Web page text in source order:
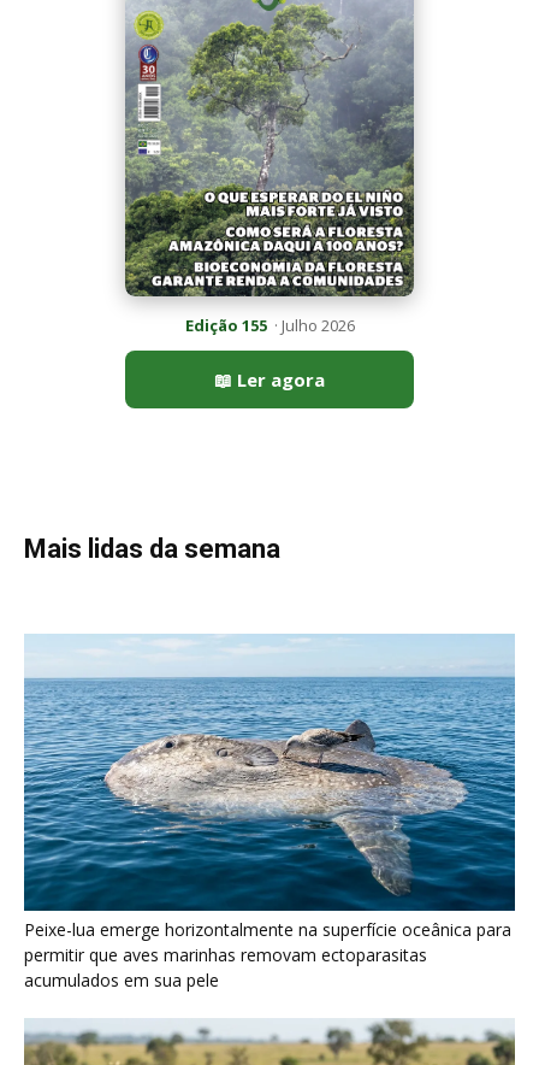
Mais lidas da semana
Peixe-lua emerge horizontalmente na superfície oceânica para
permitir que aves marinhas removam ectoparasitas
Seriema utiliza pernas longas e arremessa serpentes contra
rochas para subjugar presas peçonhentas nos campos